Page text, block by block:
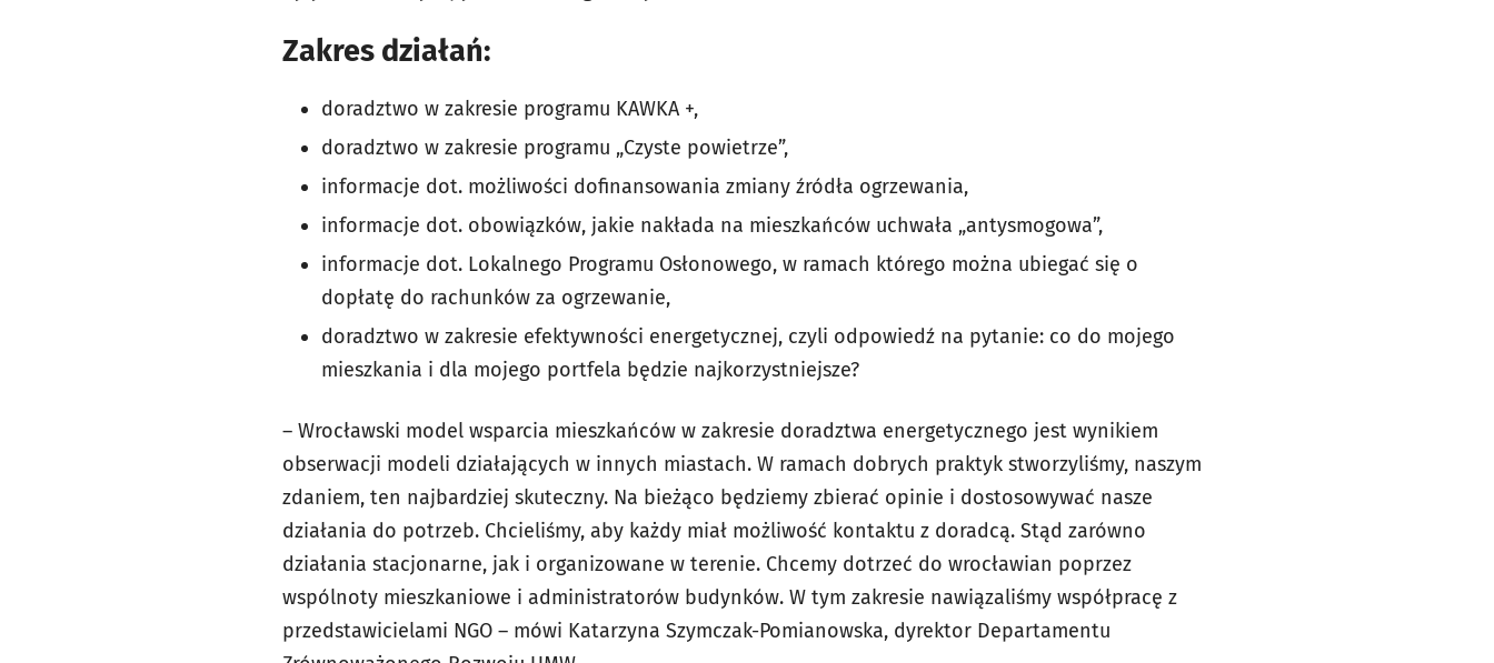
Zakres działań:
doradztwo w zakresie programu KAWKA +,
doradztwo w zakresie programu „Czyste powietrze”,
informacje dot. możliwości dofinansowania zmiany źródła ogrzewania,
informacje dot. obowiązków, jakie nakłada na mieszkańców uchwała „antysmogowa”,
informacje dot. Lokalnego Programu Osłonowego, w ramach którego można ubiegać się o
dopłatę do rachunków za ogrzewanie,
doradztwo w zakresie efektywności energetycznej, czyli odpowiedź na pytanie: co do mojego
mieszkania i dla mojego portfela będzie najkorzystniejsze?
– Wrocławski model wsparcia mieszkańców w zakresie doradztwa energetycznego jest wynikiem
obserwacji modeli działających w innych miastach. W ramach dobrych praktyk stworzyliśmy, naszym
zdaniem, ten najbardziej skuteczny. Na bieżąco będziemy zbierać opinie i dostosowywać nasze
działania do potrzeb. Chcieliśmy, aby każdy miał możliwość kontaktu z doradcą. Stąd zarówno
działania stacjonarne, jak i organizowane w terenie. Chcemy dotrzeć do wrocławian poprzez
wspólnoty mieszkaniowe i administratorów budynków. W tym zakresie nawiązaliśmy współpracę z
przedstawicielami NGO – mówi Katarzyna Szymczak-Pomianowska, dyrektor Departamentu